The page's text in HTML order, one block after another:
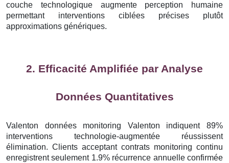
couche technologique augmente perception humaine
permettant interventions ciblées précises plutôt
approximations génériques.
2. Efficacité Amplifiée par Analyse
Données Quantitatives
Valenton données monitoring Valenton indiquent 89%
interventions technologie-augmentée réussissent
élimination. Clients acceptant contrats monitoring continu
enregistrent seulement 1.9% récurrence annuelle confirmée